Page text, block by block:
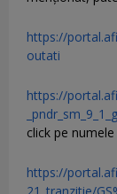
https://
outati
https://
click pe
https://